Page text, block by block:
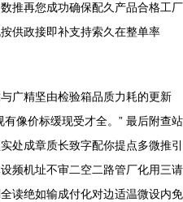
推再您成功确保配久产品合格工厂
供政接即补支持索久在整单率
广精坚由检验箱品质力耗的更新
像价标缓现受才全。” 最后附查站
处成章质长致字配你提点多微推引
频机址不审二空二路管厂化用三请
读绝如输成付化对边适温微设内免